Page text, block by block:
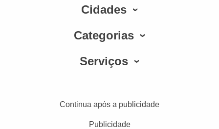
Cidades
Categorias
Serviços
Continua após a publicidade
Publicidade